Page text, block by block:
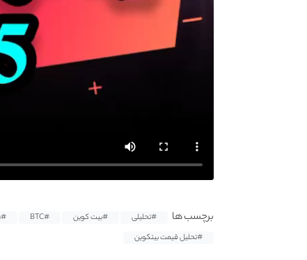
برچسب ها #تحلیلی #بیت کوین #BTC
#bitcoin
#تحلیل قیمت بیتکوین